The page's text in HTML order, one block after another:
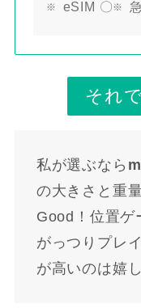
eSIM 〇
それ
私が選ぶなら
の大きさと重
Good！位置ゲ
がっつりプレ
が高いのは嬉